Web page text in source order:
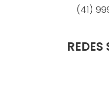
(41)